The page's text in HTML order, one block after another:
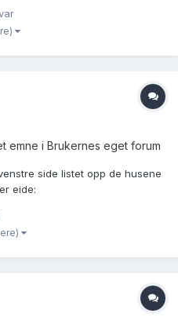
- Marte, døpt 8. etter trinit
emne i Brukernes eget forum
side listet opp de husene
eide:
for 5 - " - " 1 Dito udindreed